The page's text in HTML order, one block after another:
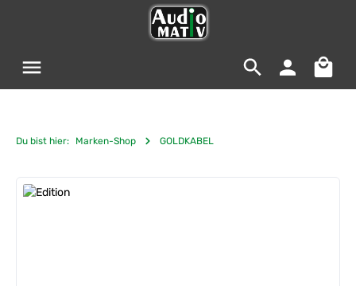
Du bist hier: Marken-Shop GOLDKABEL
Kategoriegalerie überspringen